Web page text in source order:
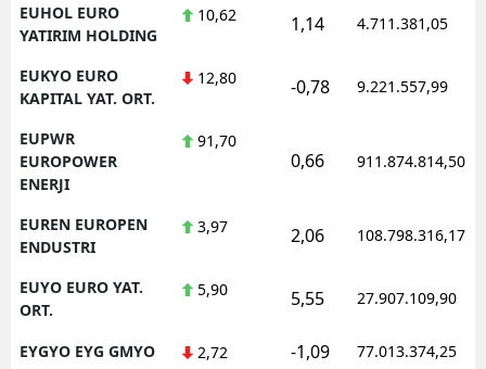
EUHOL EURO
YATIRIM HOLDING
10,62 1,14 4.711.381,05
EUKYO EURO
KAPITAL YAT. ORT.
12,80 -0,78 9.221.557,99
EUPWR
EUROPOWER
ENERJI
91,70
0,66 911.874.814,50
EUREN EUROPEN
ENDUSTRI
3,97 2,06 108.798.316,17
EUYO EURO YAT.
ORT.
5,90 5,55 27.907.109,90
EYGYO EYG GMYO 2,72 -1,09 77.013.374,25